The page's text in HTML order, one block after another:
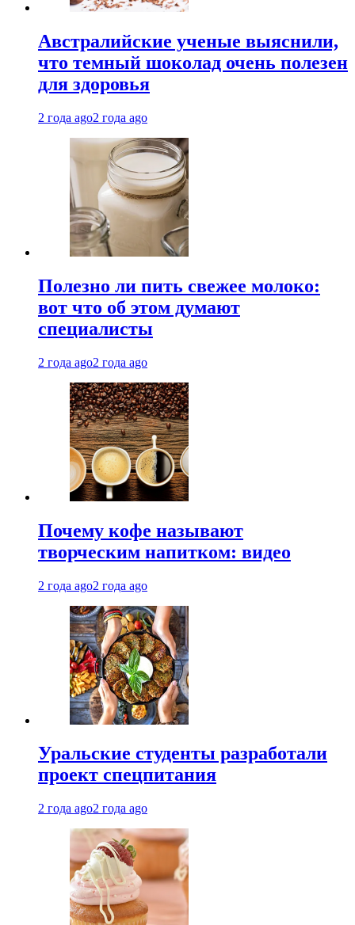
Австралийские ученые выяснили,
что темный шоколад очень полезен
для здоровья
2 года ago2 года ago
Полезно ли пить свежее молоко:
вот что об этом думают
специалисты
2 года ago2 года ago
Почему кофе называют
творческим напитком: видео
2 года ago2 года ago
Уральские студенты разработали
проект спецпитания
2 года ago2 года ago